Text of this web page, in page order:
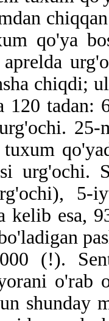
qo'ya
chiqdi;
120 tadan:
25-
urg'ochi.
5-
esa,
(!).
shunday